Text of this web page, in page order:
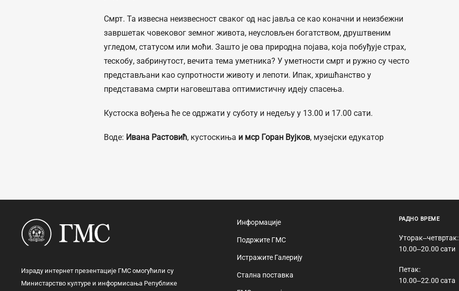
Смрт. Та извесна неизвесност сваког од нас јавља се као коначни и неизбежни
завршетак човековог земног живота, неусловљен богатством, друштвеним
угледом, статусом или моћи. Зашто је ова природна појава, која побуђује страх,
тескобу, забринутост, вечита тема уметника? У уметности смрт и ружно су често
представљани као супротности животу и лепоти. Ипак, хришћанство у
представама смрти наговештава оптимистичну идеју спасења.
Кустоска вођења ће се одржати у суботу и недељу у 13.00 и 17.00 сати.
Воде: Ивана Растовић, кустоскиња и мср Горан Вујков, музејски едукатор
Израду интернет презентације ГМС омогућили су
Министарство културе и информисања Републике
Информације
Подржите ГМС
Истражите Галерију
Стална поставка
РАДНО ВРЕМЕ
Уторак‒четвртак:
10.00‒20.00 сати
Петак:
10.00‒22.00 сата